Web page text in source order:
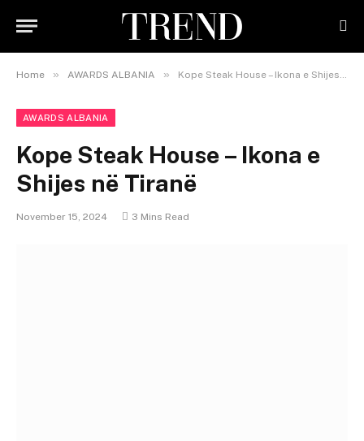
Home » AWARDS ALBANIA » Kope Steak House – Ikona e Shijes në Tiranë
AWARDS ALBANIA
Kope Steak House – Ikona e
Shijes në Tiranë
November 15, 2024 3 Mins Read